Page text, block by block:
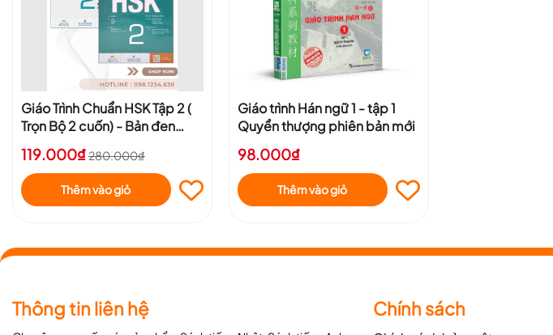
Giáo Trình Chuẩn HSK Tập 2 (
Trọn Bộ 2 cuốn) - Bản đen
119.000₫280.000₫
Thêm vào giỏ
Giáo trình Hán ngữ 1 - tập 1
Quyển thượng phiên bản mới
98.000₫
Thêm vào giỏ
Thông tin liên hệ Chính sách